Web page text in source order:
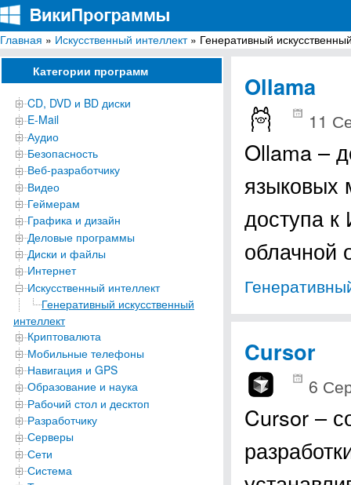
ВикиПрограммы
Энциклопедия бесплатных компьютерных программ для Windows
Главная » Искусственный интеллект» Генеративный
Категории программ
CD, DVD и BD диски
E-Mail
Аудио
Безопасность
Веб-разработчику
Видео
Геймерам
Графика и дизайн
Деловые программы
Диски и файлы
Интернет
Искусственный интеллект
Генеративный искусственный
интеллект
Криптовалюта
Мобильные телефоны
Навигация и GPS
Образование и наука
Рабочий стол и десктоп
Разработчику
Серверы
Сети
Система
Ollama
11
Ollama –
языковых
доступа
облачной
Cursor
6
Cursor –